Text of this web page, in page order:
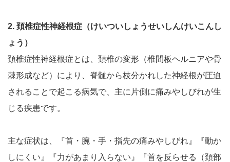
2. 頚椎症性神経根症（けいついしょうせいしんけいこんし
ょう）
頚椎症性神経根症とは、頚椎の変形（椎間板ヘルニアや骨
棘形成など）により、脊髄から枝分かれした神経根が圧迫
されることで起こる病気で、主に片側に痛みやしびれが生
じる疾患です。
主な症状は、『首・腕・手・指先の痛みやしびれ』『動か
しにくい』『力があまり入らない』『首を反らせる（頚部